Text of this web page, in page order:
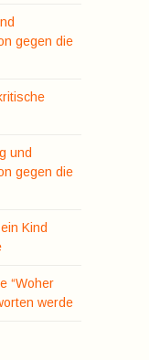
gegen die
und
gegen die
Kind
“Woher
werde